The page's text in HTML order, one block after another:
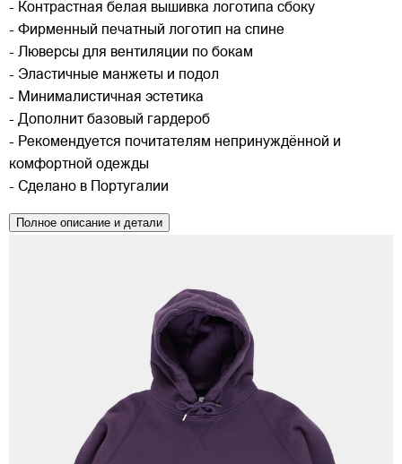
- Контрастная белая вышивка логотипа сбоку
- Фирменный печатный логотип на спине
- Люверсы для вентиляции по бокам
- Эластичные манжеты и подол
- Минималистичная эстетика
- Дополнит базовый гардероб
- Рекомендуется почитателям непринуждённой и
комфортной одежды
- Сделано в Португалии
Полное описание и детали